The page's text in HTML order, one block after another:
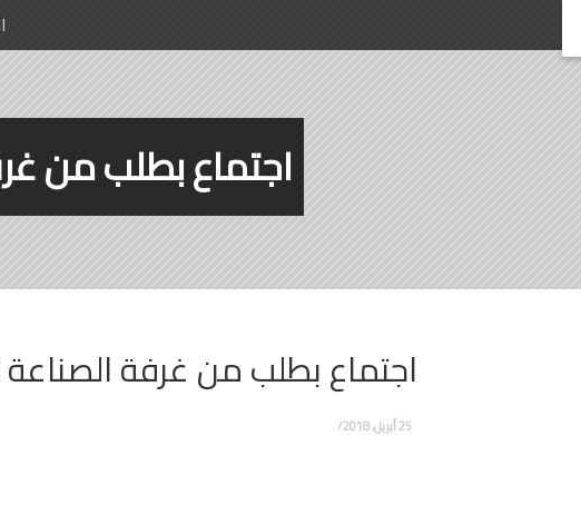
اجتماع بطلب من
اجتماع بطلب من غرفة
25 أبريل، 2018